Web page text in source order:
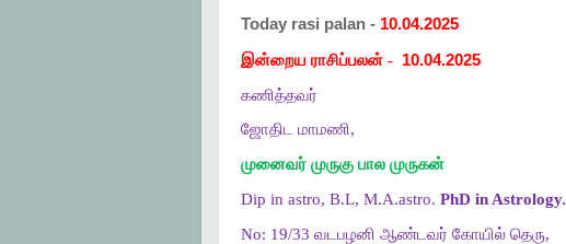
Today rasi palan - 10.04.2025
இன்றைய ராசிப்பலன் - 10.04.2025
கணித்தவர்
ஜோதிட மாமணி,
முனைவர் முருகு பால முருகன்
Dip in astro, B.L, M.A.astro. PhD in Astrology.
No: 19/33 வடபழனி ஆண்டவர் கோயில் தெரு,